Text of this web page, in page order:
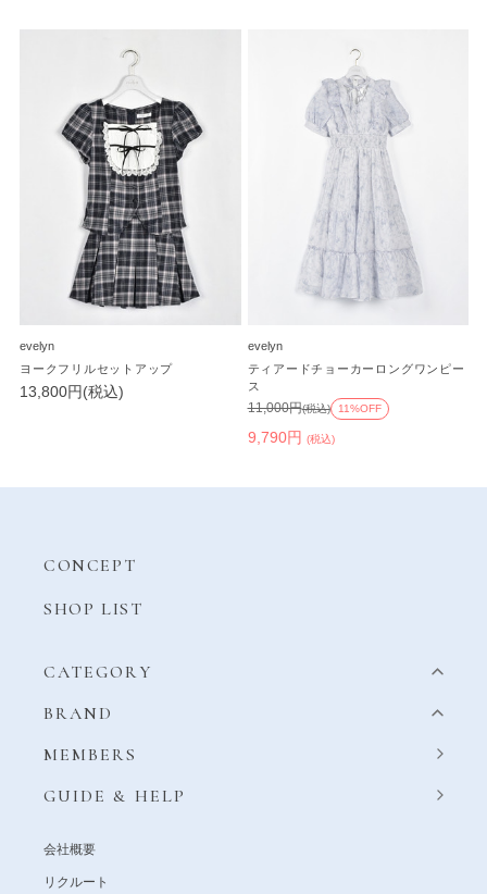
evelyn
ヨークフリルセットアップ
13,800円(税込)
evelyn
ティアードチョーカーロングワンピー
ス
9,790円 (税込)
11,000円(税込) 11%OFF
CONCEPT
SHOP LIST
CATEGORY
BRAND
MEMBERS
GUIDE & HELP
会社概要
リクルート